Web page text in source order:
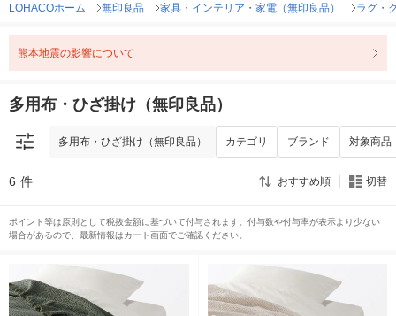
LOHACOホーム 無印良品 家具・インテリア・家電（無印良品） ラグ・
熊本地震の影響について
多用布・ひざ掛け（無印良品）
多用布・ひざ掛け（無印良品） カテゴリ ブランド 対象商品
6 件 おすすめ順 切替
ポイント等は原則として税抜金額に基づいて付与されます。付与数や付与率が表示より少ない
場合があるので、最新情報はカート画面でご確認ください。